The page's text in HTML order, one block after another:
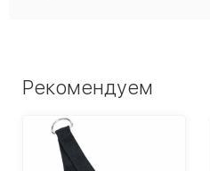
Рекомендуем